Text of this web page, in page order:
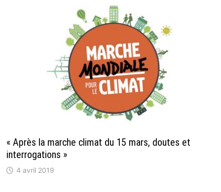
« Après la marche climat du 15 mars, doutes et
interrogations »
4 avril 2019